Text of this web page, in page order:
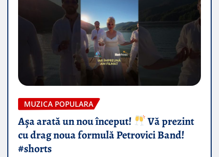
MUZICA POPULARA
Așa arată un nou început!
Vă prezint
cu drag noua formulă Petrovici Band!
#shorts